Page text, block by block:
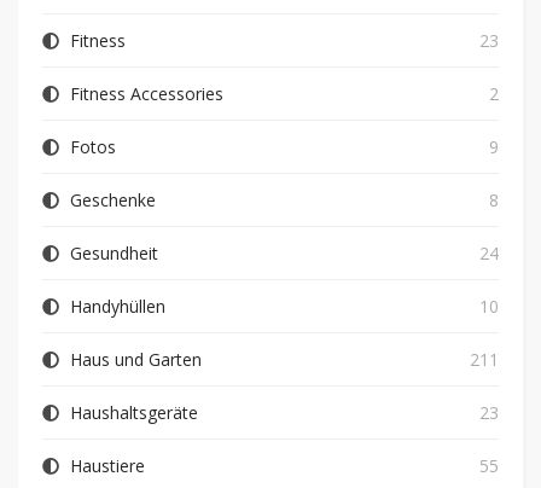
Fitness 23
Fitness Accessories 2
Fotos 9
Geschenke 8
Gesundheit 24
Handyhüllen 10
Haus und Garten 211
Haushaltsgeräte 23
Haustiere 55